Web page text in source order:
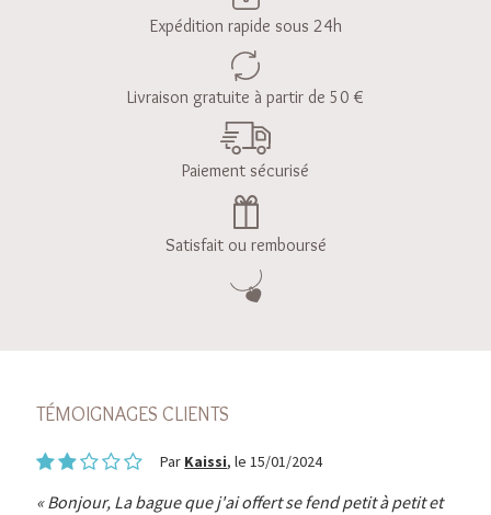
Expédition rapide sous 24h
Livraison gratuite à partir de 50 €
Paiement sécurisé
Satisfait ou remboursé
TÉMOIGNAGES CLIENTS
Par Kaissi, le 15/01/2024
Bonjour, La bague que j'ai offert se fend petit à petit et